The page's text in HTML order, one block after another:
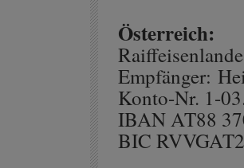
Österreich:
Empfänger:
Konto-Nr. 1-
IBAN AT88
BIC